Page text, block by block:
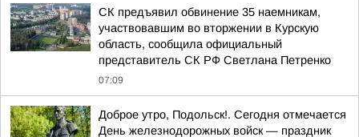
СК предъявил обвинение 35 наемникам,
участвовавшим во вторжении в Курскую
область, сообщила официальный
представитель СК РФ Светлана Петренко
07:09
Доброе утро, Подольск!. Сегодня отмечается
День железнодорожных войск — праздник